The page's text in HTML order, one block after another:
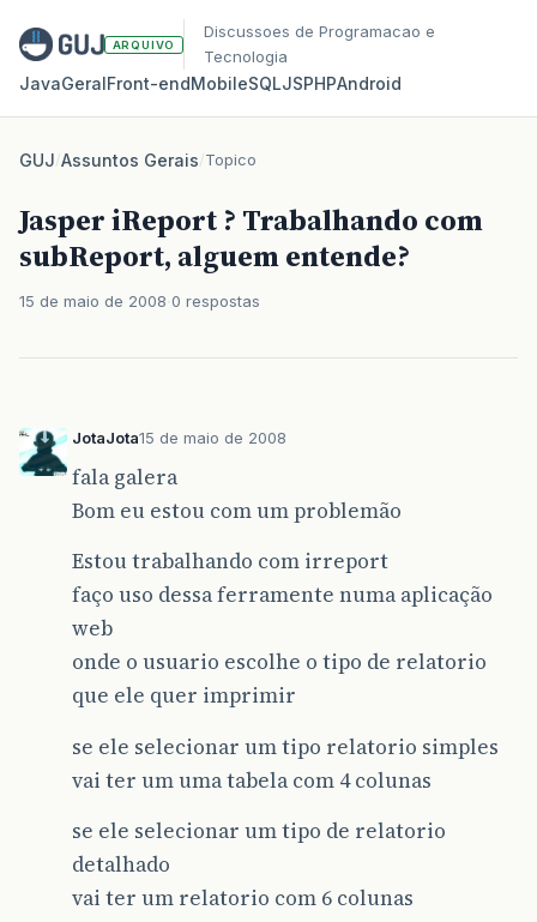
ARQUIVO
Discussoes de Programacao e
Tecnologia
JavaGeralFront‑endMobileSQLJSPHPAndroid
GUJ/Assuntos Gerais/Topico
Jasper iReport ? Trabalhando com
subReport, alguem entende?
15 de maio de 2008 0 respostas
JotaJota15 de maio de 2008
fala galera
Bom eu estou com um problemão
Estou trabalhando com irreport
faço uso dessa ferramente numa aplicação
web
onde o usuario escolhe o tipo de relatorio
que ele quer imprimir
se ele selecionar um tipo relatorio simples
vai ter um uma tabela com 4 colunas
se ele selecionar um tipo de relatorio
detalhado
vai ter um relatorio com 6 colunas